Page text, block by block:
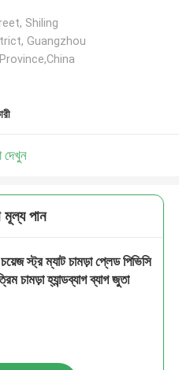
Shiling
Guangzhou
মূল্য পান
চয়েজ স্ট্র ম্যাট চামড়া প্লেড পিভিসি
চামড়া হ্যান্ডব্যাগ ব্যাগ জুতা